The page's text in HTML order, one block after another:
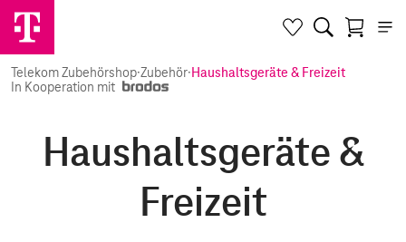
Telekom Zubehörshop·Zubehör·Haushaltsgeräte & Freizeit
In Kooperation mit
Haushaltsgeräte &
Freizeit